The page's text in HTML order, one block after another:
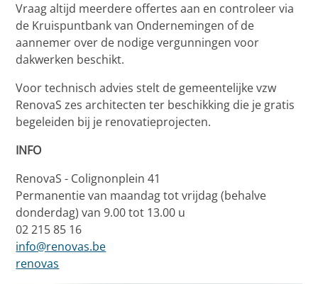
Vraag altijd meerdere offertes aan en controleer via
de Kruispuntbank van Ondernemingen of de
aannemer over de nodige vergunningen voor
dakwerken beschikt.
Voor technisch advies stelt de gemeentelijke vzw
RenovaS zes architecten ter beschikking die je gratis
begeleiden bij je renovatieprojecten.
INFO
RenovaS - Colignonplein 41
Permanentie van maandag tot vrijdag (behalve
donderdag) van 9.00 tot 13.00 u
02 215 85 16
info@renovas.be
renovas